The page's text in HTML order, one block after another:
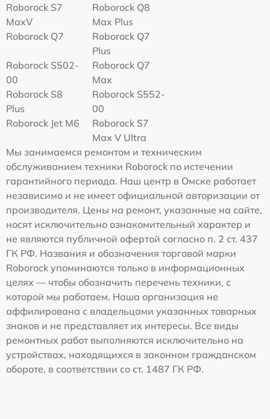
Roborock S7
MaxV
Roborock Q8
Max Plus
Roborock Q7
Roborock Q7
Plus
Roborock S502-
00
Roborock Q7
Max
Roborock S8
Plus
Roborock S552-
00
Roborock Jet M6
Roborock S7
Max V Ultra
Мы занимаемся ремонтом и техническим
обслуживанием техники Roborock по истечении
гарантийного периода. Наш центр в Омске работает
независимо и не имеет официальной авторизации от
производителя. Цены на ремонт, указанные на сайте,
носят исключительно ознакомительный характер и
не являются публичной офертой согласно п. 2 ст. 437
ГК РФ. Названия и обозначения торговой марки
Roborock упоминаются только в информационных
целях — чтобы обозначить перечень техники, с
которой мы работаем. Наша организация не
аффилирована с владельцами указанных товарных
знаков и не представляет их интересы. Все виды
ремонтных работ выполняются исключительно на
устройствах, находящихся в законном гражданском
обороте, в соответствии со ст. 1487 ГК РФ.